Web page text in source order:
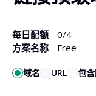
更多
每日配额 0/4
方案名称
Free
域名 URL 包